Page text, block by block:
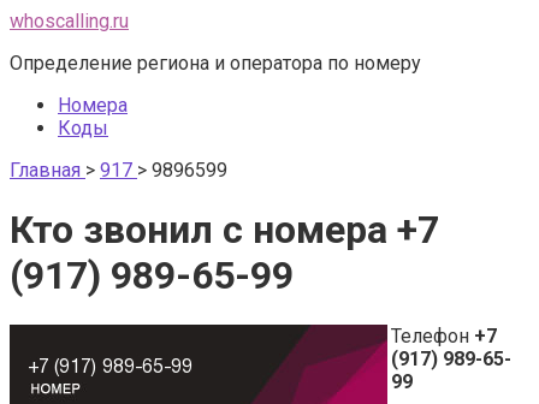
Перейти
контенту
whoscalling.ru
Определение региона и оператора по номеру
Номера
Коды
Главная > 917 > 9896599
Кто звонил с номера +7
(917) 989-65-99
Телефон +7
(917) 989-65-
99